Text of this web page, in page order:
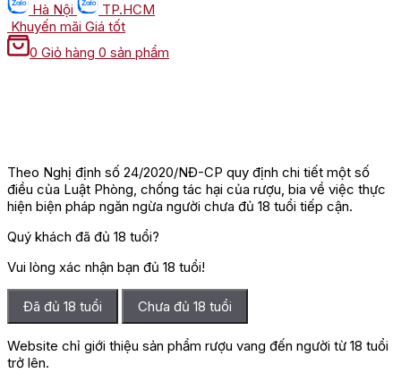
Hà Nội
TP.HCM
Khuyến mãi Giá tốt
0 Giỏ hàng 0 sản phẩm
Theo Nghị định số 24/2020/NĐ-CP quy định chi tiết một số
điều của Luật Phòng, chống tác hại của rượu, bia về việc thực
hiện biện pháp ngăn ngừa người chưa đủ 18 tuổi tiếp cận.
Quý khách đã đủ 18 tuổi?
Vui lòng xác nhận bạn đủ 18 tuổi!
Đã đủ 18 tuổi Chưa đủ 18 tuổi
Website chỉ giới thiệu sản phẩm rượu vang đến người từ 18 tuổi
trở lên.